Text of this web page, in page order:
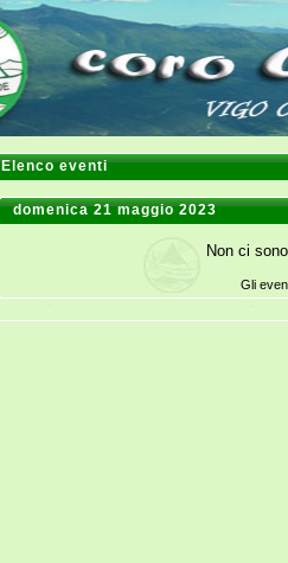
Elenco eventi
domenica 21 maggio 2023
Non ci
Gli